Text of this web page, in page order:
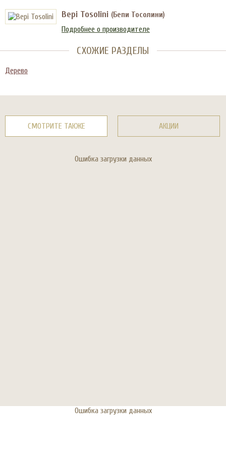
Bepi Tosolini (Бепи Тосолини)
Подробнее о производителе
СХОЖИЕ РАЗДЕЛЫ
Дерево
СМОТРИТЕ ТАКЖЕ АКЦИИ
Ошибка загрузки данных
Ошибка загрузки данных